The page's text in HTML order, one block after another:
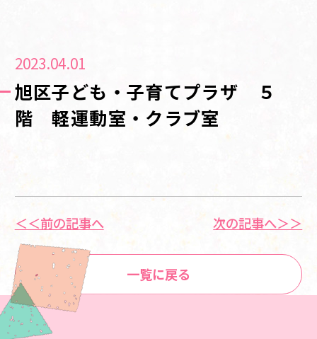
2023.04.01
旭区子ども・子育てプラザ ５
階 軽運動室・クラブ室
＜＜前の記事へ
一覧に戻る
次の記事へ＞＞